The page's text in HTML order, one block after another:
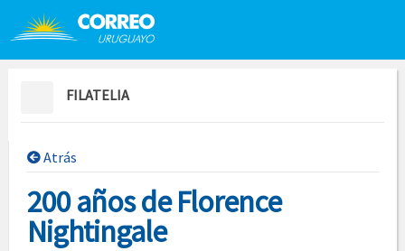
Saltar al contenido
FILATELIA
Atrás
200 años de Florence
Nightingale